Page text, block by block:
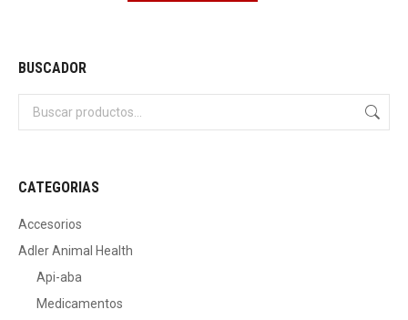
BUSCADOR
CATEGORIAS
Accesorios
Adler Animal Health
Api-aba
Medicamentos